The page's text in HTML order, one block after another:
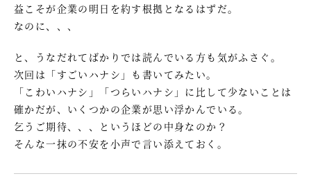
益こそが企業の明日を約す根拠となるはずだ。
なのに、、、
と、うなだれてばかりでは読んでいる方も気がふさぐ。
次回は「すごいハナシ」も書いてみたい。
「こわいハナシ」「つらいハナシ」に比して少ないことは
確かだが、いくつかの企業が思い浮かんでいる。
乞うご期待、、、というほどの中身なのか？
そんな一抹の不安を小声で言い添えておく。